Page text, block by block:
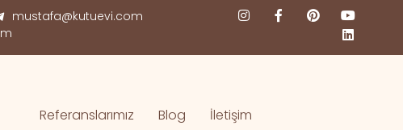
mustafa@kutuevi.com
Referanslarımız Blog İletişim